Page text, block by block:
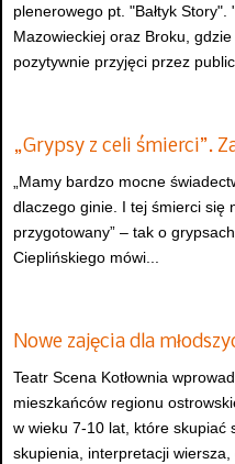
plenerowego pt. "Bałtyk
Mazowieckiej oraz Broku,
pozytywnie przyjęci przez
„Grypsy z celi śmierci”.
„Mamy bardzo mocne
dlaczego ginie. I tej śmierci się
przygotowany” – tak o
Cieplińskiego mówi...
Nowe zajęcia dla
Teatr Scena Kotłownia
mieszkańców regionu
w wieku 7-10 lat, które skupiać
skupienia, interpretacji wiersza,